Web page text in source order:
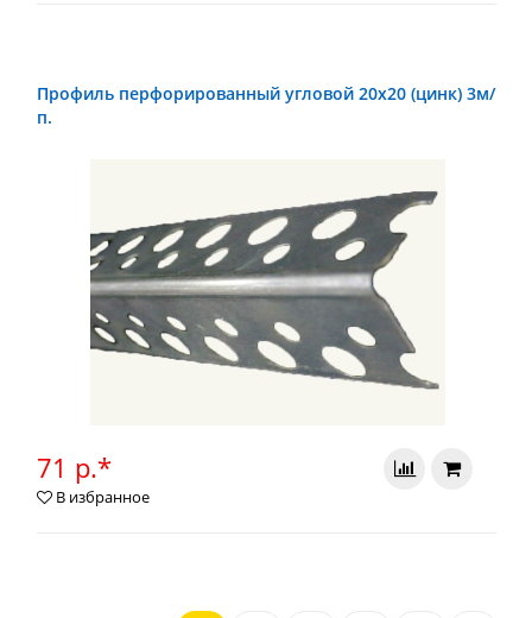
Профиль перфорированный угловой 20x20 (цинк) 3м/
п.
71 р.*
В избранное